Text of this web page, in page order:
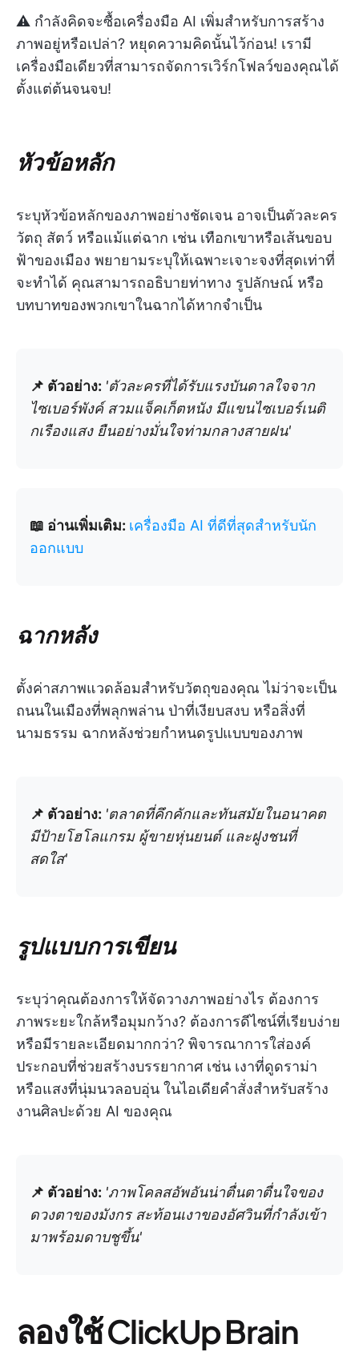
⚠️ กำลังคิดจะซื้อเครื่องมือ AI เพิ่มสำหรับการสร้าง
ภาพอยู่หรือเปล่า? หยุดความคิดนั้นไว้ก่อน! เรามี
เครื่องมือเดียวที่สามารถจัดการเวิร์กโฟลว์ของคุณได้
ตั้งแต่ต้นจนจบ!
หัวข้อหลัก
ระบุหัวข้อหลักของภาพอย่างชัดเจน อาจเป็นตัวละคร
วัตถุ สัตว์ หรือแม้แต่ฉาก เช่น เทือกเขาหรือเส้นขอบ
ฟ้าของเมือง พยายามระบุให้เฉพาะเจาะจงที่สุดเท่าที่
จะทำได้ คุณสามารถอธิบายท่าทาง รูปลักษณ์ หรือ
บทบาทของพวกเขาในฉากได้หากจำเป็น
📌 ตัวอย่าง: 'ตัวละครที่ได้รับแรงบันดาลใจจาก
ไซเบอร์พังค์ สวมแจ็คเก็ตหนัง มีแขนไซเบอร์เนติ
กเรืองแสง ยืนอย่างมั่นใจท่ามกลางสายฝน'
📖 อ่านเพิ่มเติม: เครื่องมือ AI ที่ดีที่สุดสำหรับนัก
ออกแบบ
ฉากหลัง
ตั้งค่าสภาพแวดล้อมสำหรับวัตถุของคุณ ไม่ว่าจะเป็น
ถนนในเมืองที่พลุกพล่าน ป่าที่เงียบสงบ หรือสิ่งที่
นามธรรม ฉากหลังช่วยกำหนดรูปแบบของภาพ
📌 ตัวอย่าง: 'ตลาดที่คึกคักและทันสมัยในอนาคต
มีป้ายโฮโลแกรม ผู้ขายหุ่นยนต์ และฝูงชนที่
สดใส'
รูปแบบการเขียน
ระบุว่าคุณต้องการให้จัดวางภาพอย่างไร ต้องการ
ภาพระยะใกล้หรือมุมกว้าง? ต้องการดีไซน์ที่เรียบง่าย
หรือมีรายละเอียดมากกว่า? พิจารณาการใส่องค์
ประกอบที่ช่วยสร้างบรรยากาศ เช่น เงาที่ดูดราม่า
หรือแสงที่นุ่มนวลอบอุ่น ในไอเดียคำสั่งสำหรับสร้าง
งานศิลปะด้วย AI ของคุณ
📌 ตัวอย่าง: 'ภาพโคลสอัพอันน่าตื่นตาตื่นใจของ
ดวงตาของมังกร สะท้อนเงาของอัศวินที่กำลังเข้า
มาพร้อมดาบชูขึ้น'
ลองใช้ ClickUp Brain